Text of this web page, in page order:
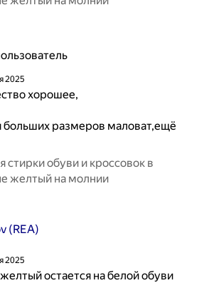
2025
хорошее,
больших размеров маловат,ещё
обуви и кроссовок в
желтый на молнии
(REA)
2025
остается на белой обуви